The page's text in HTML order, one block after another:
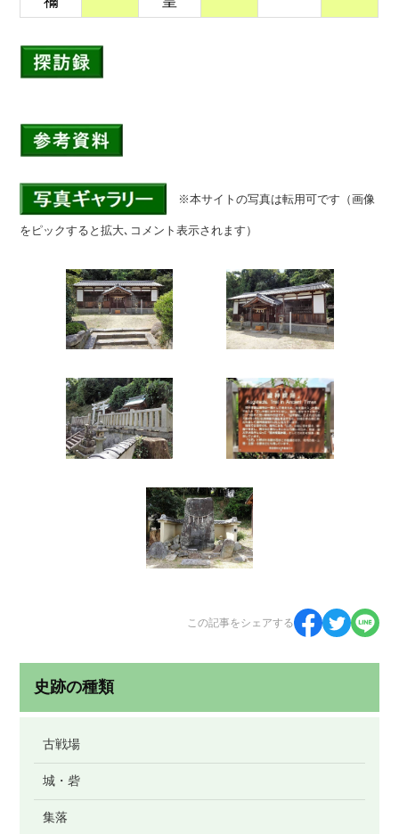
※本サイトの写真は転用可です（画像
をピックすると拡大､コメント表示されます）
この記事をシェアする
史跡の種類
古戦場
城・砦
集落